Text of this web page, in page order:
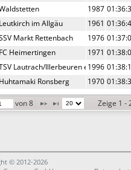
1987
Leutkirch im Allgäu 1961
Markt Rettenbach 1976
FC Heimertingen 1971
Lautrach/Illerbeuren e. V.
1996
Huhtamaki Ronsberg 1970
von 8 Zeige 1 -
© 2012-2026